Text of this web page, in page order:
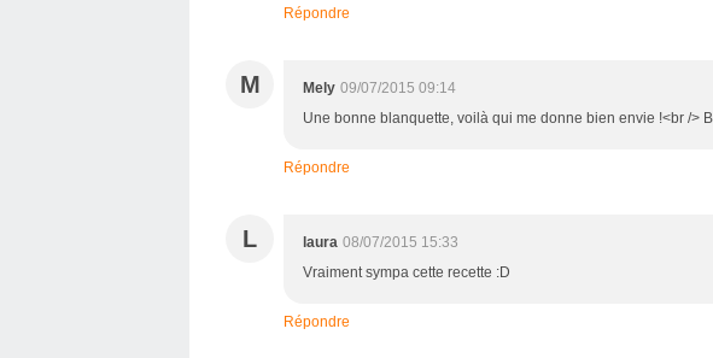
Répondre
M Mely 09/07/2015 09:14
Une bonne blanquette, voilà qui me donne bien envie !<br />
Répondre
L laura 08/07/2015 15:33
Vraiment sympa cette recette :D
Répondre